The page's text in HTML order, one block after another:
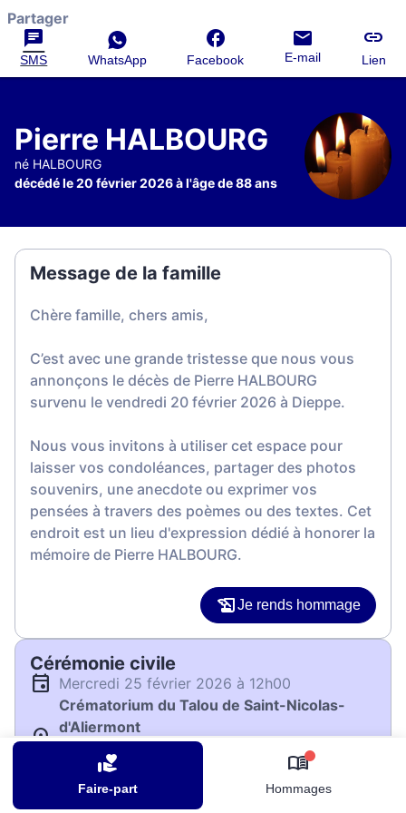
Faire-part Hommages
Partager
SMS WhatsApp Facebook E-mail Lien
Pierre HALBOURG
né HALBOURG
décédé le 20 février 2026 à l'âge de 88 ans
Message de la famille
Chère famille, chers amis,
C’est avec une grande tristesse que nous vous
annonçons le décès de Pierre HALBOURG
survenu le vendredi 20 février 2026 à Dieppe.
Nous vous invitons à utiliser cet espace pour
laisser vos condoléances, partager des photos
souvenirs, une anecdote ou exprimer vos
pensées à travers des poèmes ou des textes. Cet
endroit est un lieu d'expression dédié à honorer la
mémoire de Pierre HALBOURG.
Je rends hommage
Cérémonie civile
mercredi 25 février 2026 à 12h00
Crématorium du Talou de Saint-Nicolas-
d'Aliermont
76510 Saint-Nicolas-d'Aliermont